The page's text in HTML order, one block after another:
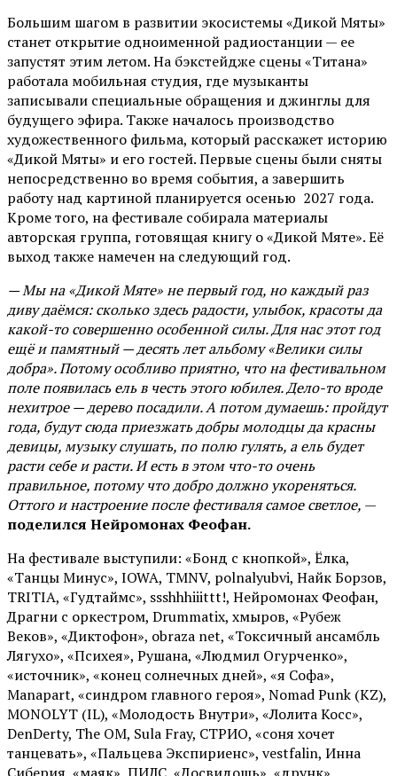
Большим шагом в развитии экосистемы «Дикой Мяты»
станет открытие одноименной радиостанции — ее
запустят этим летом. На бэкстейдже сцены «Титана»
работала мобильная студия, где музыканты
записывали специальные обращения и джинглы для
будущего эфира. Также началось производство
художественного фильма, который расскажет историю
«Дикой Мяты» и его гостей. Первые сцены были сняты
непосредственно во время события, а завершить
работу над картиной планируется осенью 2027 года.
Кроме того, на фестивале собирала материалы
авторская группа, готовящая книгу о «Дикой Мяте». Её
выход также намечен на следующий год.
— Мы на «Дикой Мяте» не первый год, но каждый раз
диву даёмся: сколько здесь радости, улыбок, красоты да
какой-то совершенно особенной силы. Для нас этот год
ещё и памятный — десять лет альбому «Велики силы
добра». Потому особливо приятно, что на фестивальном
поле появилась ель в честь этого юбилея. Дело-то вроде
нехитрое — дерево посадили. А потом думаешь: пройдут
года, будут сюда приезжать добры молодцы да красны
девицы, музыку слушать, по полю гулять, а ель будет
расти себе и расти. И есть в этом что-то очень
правильное, потому что добро должно укореняться.
Оттого и настроение после фестиваля самое светлое, —
поделился Нейромонах Феофан.
На фестивале выступили: «Бонд с кнопкой», Ёлка,
«Танцы Минус», IOWA, TMNV, polnalyubvi, Найк Борзов,
TRITIA, «Гудтаймс», ssshhhiiittt!, Нейромонах Феофан,
Драгни с оркестром, Drummatix, хмыров, «Рубеж
Веков», «Диктофон», obraza net, «Токсичный ансамбль
Лягухо», «Психея», Рушана, «Людмил Огурченко»,
«источник», «конец солнечных дней», «я Софа»,
Manapart, «синдром главного героя», Nomad Punk (KZ),
MONOLYT (IL), «Молодость Внутри», «Лолита Косс»,
DenDerty, The OM, Sula Fray, СТРИО, «соня хочет
танцевать», «Пальцева Экспириенс», vestfalin, Инна